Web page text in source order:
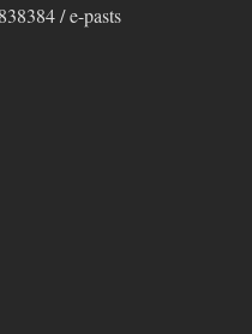
/ e-pasts